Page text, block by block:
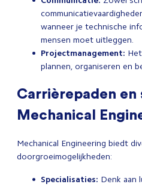
wanneer je technische
mensen moet uitleggen.
Projectmanagement:
plannen, organiseren en
Carrièrepaden en
Mechanical
Mechanical Engineering biedt
doorgroeimogelijkheden:
Specialisaties: Denk aan